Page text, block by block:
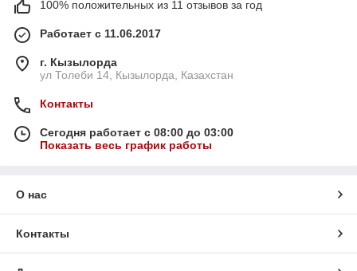
100% положительных из 11 отзывов за год
Работает с 11.06.2017
г. Кызылорда
ул Толеби 14, Кызылорда, Казахстан
Контакты
Сегодня работает с 08:00 до 03:00
Показать весь график работы
О нас
Контакты